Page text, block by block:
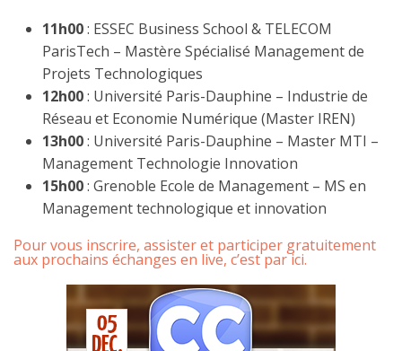
11h00: ESSEC Business School & TELECOM
ParisTech – Mastère Spécialisé Management de
Projets Technologiques
12h00: Université Paris-Dauphine – Industrie de
Réseau et Economie Numérique (Master IREN)
13h00: Université Paris-Dauphine – Master MTI –
Management Technologie Innovation
15h00: Grenoble Ecole de Management – MS en
Management technologique et innovation
Pour vous inscrire, assister et participer gratuitement
aux prochains échanges en live, c’est par ici.